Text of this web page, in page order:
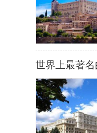
世界上最著